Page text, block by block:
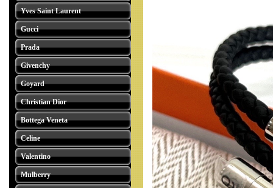
Yves Saint Laurent
Gucci
Prada
Givenchy
Goyard
Christian Dior
Bottega Veneta
Celine
Valentino
Mulberry